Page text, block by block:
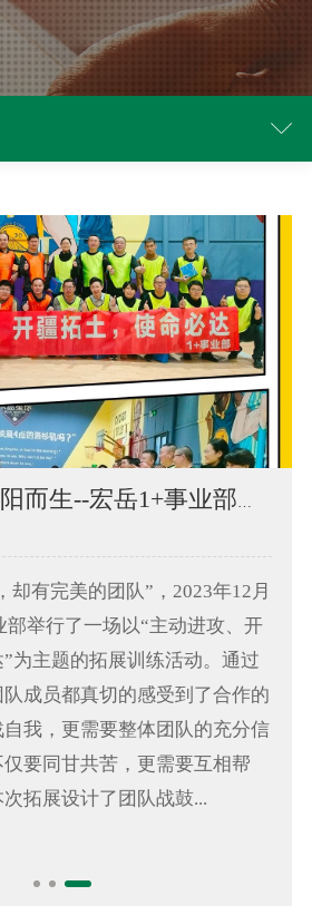
凝心聚力，向阳而生--宏岳1+事业部团队拓展训练
却有完美的团队”，2023年12月
部举行了一场以“主动进攻、开
为主题的拓展训练活动。通过
成员都真切的感受到了合作的
我，更需要整体团队的充分信
要同甘共苦，更需要互相帮
拓展设计了团队战鼓...